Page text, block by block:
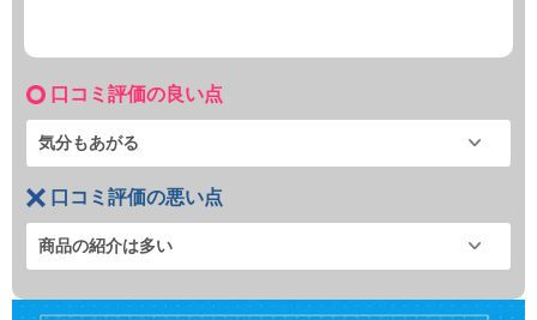
口コミ評価の良い点
気分もあがる
口コミ評価の悪い点
商品の紹介は多い